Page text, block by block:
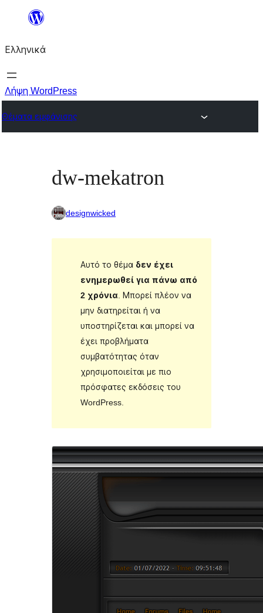
Μετάβαση
περιεχόμενο
Ελληνικά
Λήψη WordPress
Θέματα εμφάνισης
dw-mekatron
designwicked
Αυτό το θέμα δεν έχει
ενημερωθεί για πάνω από
2 χρόνια . Μπορεί πλέον να
μην διατηρείται ή να
υποστηρίζεται και μπορεί να
έχει προβλήματα
συμβατότητας όταν
χρησιμοποιείται με πιο
πρόσφατες εκδόσεις του
WordPress.